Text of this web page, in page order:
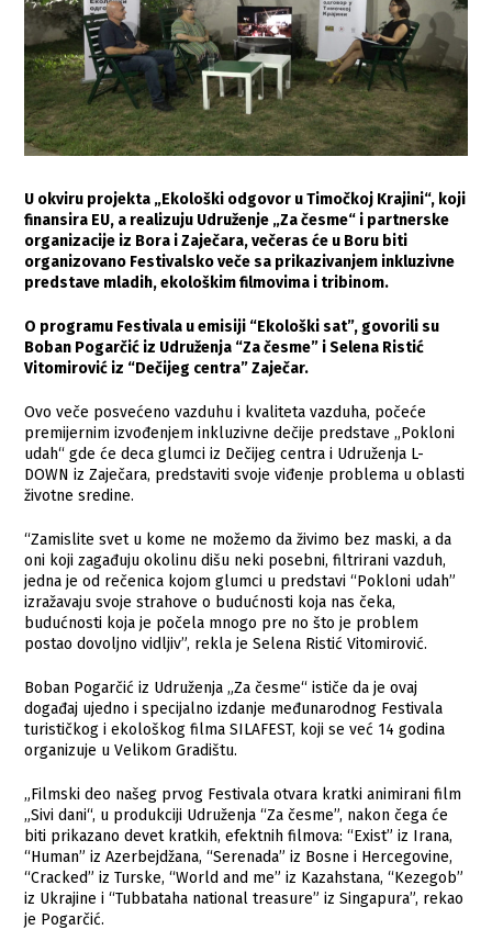
U okviru projekta „Ekološki odgovor u Timočkoj Krajini“, koji
finansira EU, a realizuju Udruženje „Za česme“ i partnerske
organizacije iz Bora i Zaječara, večeras će u Boru biti
organizovano Festivalsko veče sa prikazivanjem inkluzivne
predstave mladih, ekološkim filmovima i tribinom.
O programu Festivala u emisiji “Ekološki sat”, govorili su
Boban Pogarčić iz Udruženja “Za česme” i Selena Ristić
Vitomirović iz “Dečijeg centra” Zaječar.
Ovo veče posvećeno vazduhu i kvaliteta vazduha, počeće
premijernim izvođenjem inkluzivne dečije predstave „Pokloni
udah“ gde će deca glumci iz Dečijeg centra i Udruženja L-
DOWN iz Zaječara, predstaviti svoje viđenje problema u oblasti
životne sredine.
“Zamislite svet u kome ne možemo da živimo bez maski, a da
oni koji zagađuju okolinu dišu neki posebni, filtrirani vazduh,
jedna je od rečenica kojom glumci u predstavi “Pokloni udah”
izražavaju svoje strahove o budućnosti koja nas čeka,
budućnosti koja je počela mnogo pre no što je problem
postao dovoljno vidljiv”, rekla je Selena Ristić Vitomirović.
Boban Pogarčić iz Udruženja „Za česme“ ističe da je ovaj
događaj ujedno i specijalno izdanje međunarodnog Festivala
turističkog i ekološkog filma SILAFEST, koji se već 14 godina
organizuje u Velikom Gradištu.
„Filmski deo našeg prvog Festivala otvara kratki animirani film
„Sivi dani“, u produkciji Udruženja “Za česme”, nakon čega će
biti prikazano devet kratkih, efektnih filmova: “Exist” iz Irana,
“Human” iz Azerbejdžana, “Serenada” iz Bosne i Hercegovine,
“Cracked” iz Turske, “World and me” iz Kazahstana, “Kezegob”
iz Ukrajine i “Tubbataha national treasure” iz Singapura”, rekao
je Pogarčić.